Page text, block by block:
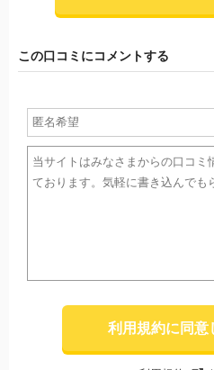
この口コミにコメントする
利用規約に同意